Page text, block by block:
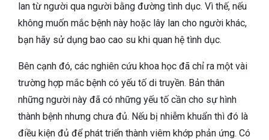
lan từ người qua người bằng đường tình dục. Vì thế, nếu
không muốn mắc bệnh này hoặc lây lan cho người khác,
bạn hãy sử dụng bao cao su khi quan hệ tình dục.
Bên cạnh đó, các nghiên cứu khoa học đã chỉ ra một vài
trường hợp mắc bệnh có yếu tố di truyền. Bản thân
những người này đã có những yếu tố cần cho sự hình
thành bệnh nhưng chưa đủ. Nếu bị nhiễm khuẩn thì đó là
điều kiện đủ để phát triển thành viêm khớp phản ứng. Có